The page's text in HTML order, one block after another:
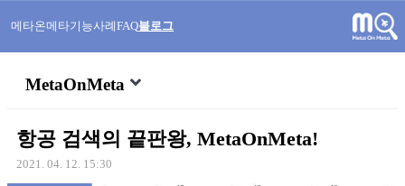
메타온메타기능사례FAQ블로그
MetaOnMeta
항공 검색의 끝판왕, MetaOnMeta!
2021. 04. 12. 15:30